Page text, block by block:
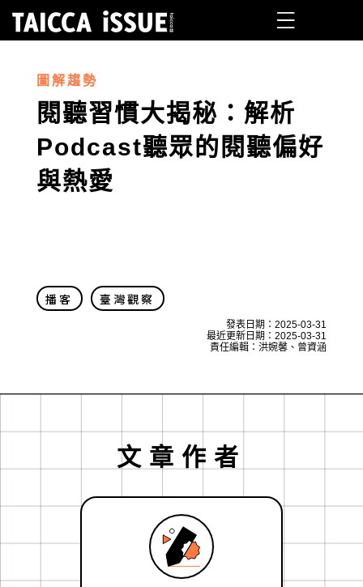
圖解趨勢
閱聽習慣大揭秘：解析
Podcast聽眾的閱聽偏好
與熱愛
播客 臺灣觀察
發表日期：2025-03-31
最近更新日期：2025-03-31
責任編輯：洪婉馨、曾資涵
文章作者